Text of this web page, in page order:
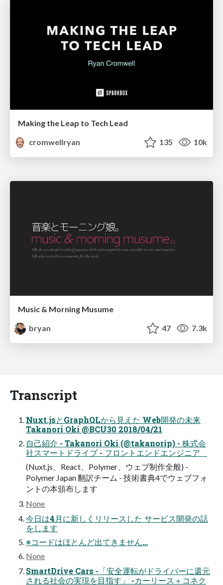
Making the Leap to Tech Lead
cromwellryan
135 10k
Music & Morning Musume
bryan
47 7.3k
Transcript
Nuxt.jsとGraphQLから見えた Web開発の未来
Takanori Oki @BCU30 2018/04/21
自己紹介 - Takanori Oki (@takanorip) - 株式会
社スマートドライブ - フロントエンドエンジニア
(Nuxt.js、React、Polymer、ウェブ制作全般) -
Polymer Japan 翻訳チーム - 技術書典4でウェブフォ
ントの本頒布します
None
今日は4月に新しくリリースした サービス開発の話
をします
※コードはほとんど出てきません…
None
SmartDrive Cars -「安全運転がドライバーに還元
される社会の実現を目指す」 -カーリース＋コネク